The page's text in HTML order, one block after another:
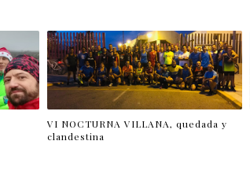
VI NOCTURNA VILLANA, quedada y
clandestina